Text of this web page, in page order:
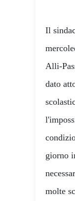
Il
Alli-
dato
giorno
molte